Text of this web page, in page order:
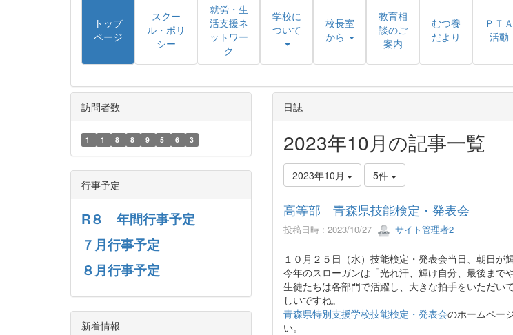
トップ
ページ
スクー
ル・ポリ
シー
就労・生
活支援ネ
ットワー
ク
学校に
ついて
校長室
から
教育相
談のご
案内
むつ養
だより
ＰＴＡ
活動
日誌
2023年10月の記事一覧
2023年10月 5件
高等部 青森県技能検定・発表会
投稿日時 : 2023/10/27 サイト管理者2
１０月２５日（水）技能検定・発表会当日、朝日が
今年のスローガンは「光れ汗、輝け自分、最後まで
生徒たちは各部門で活躍し、大きな拍手をいただい
しいですね。
青森県特別支援学校技能検定・発表会のホームペー
い。
訪問者数
1 1 8 8 9 5 6 3
行事予定
R８ 年間行事予定
７月行事予定
８月行事予定
新着情報